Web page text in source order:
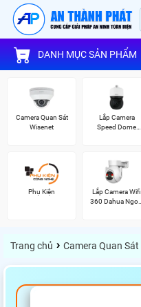
DANH MỤC SẢN PHẨM
Camera Quan Sát
Wisenet
Lắp Camera
Speed Dome
Phụ Kiện
Lắp Camera Wifi
360 Dahua Ngoài
Trang chủ › Camera Quan Sát